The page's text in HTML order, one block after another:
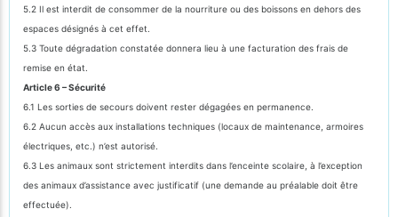
5.2 Il est interdit de consommer de la nourriture ou des boissons en dehors des
espaces désignés à cet effet.
5.3 Toute dégradation constatée donnera lieu à une facturation des frais de
remise en état.
Article 6 – Sécurité
6.1 Les sorties de secours doivent rester dégagées en permanence.
6.2 Aucun accès aux installations techniques (locaux de maintenance, armoires
électriques, etc.) n’est autorisé.
6.3 Les animaux sont strictement interdits dans l’enceinte scolaire, à l’exception
des animaux d’assistance avec justificatif (une demande au préalable doit être
effectuée).